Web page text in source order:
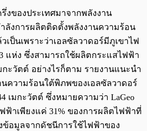
งของประเทศมาจากพลังงาน
ลังการผลิตติดตั้งพลังงานความร้อน
ป็นเพราะว่าเอลซัลวาดอร์มีภูเขาไฟ
แห่ง ซึ่งสามารถใช้ผลิตกระแสไฟฟ้า
กะวัตต์ อย่างไรก็ตาม รายงานแนะนำ
ความร้อนใต้พิภพของเอลซัลวาดอร์
เมกะวัตต์ ซึ่งหมายความว่า LaGeo
ฟ้าเพียงแค่ 31% ของการผลิตไฟฟ้าที่
ข้อมูลจากดัชนีการใช้ไฟฟ้าของ